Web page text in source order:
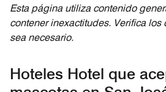
Esta página utiliza contenido
contener inexactitudes. Verifica
sea necesario.
Hoteles Hotel que